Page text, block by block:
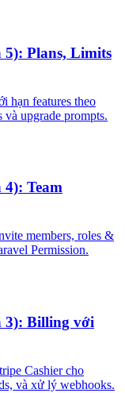
5): Plans, Limits
hạn features theo
và upgrade prompts.
Team
members, roles &
Permission.
3): Billing với
Cashier cho
và xử lý webhooks.